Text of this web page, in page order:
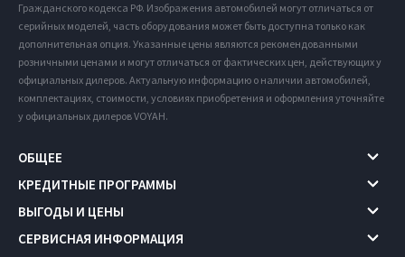
Гражданского кодекса РФ. Изображения автомобилей могут отличаться от
серийных моделей, часть оборудования может быть доступна только как
дополнительная опция. Указанные цены являются рекомендованными
розничными ценами и могут отличаться от фактических цен, действующих у
официальных дилеров. Актуальную информацию о наличии автомобилей,
комплектациях, стоимости, условиях приобретения и оформления уточняйте
у официальных дилеров VOYAH.
ОБЩЕЕ
КРЕДИТНЫЕ ПРОГРАММЫ
ВЫГОДЫ И ЦЕНЫ
СЕРВИСНАЯ ИНФОРМАЦИЯ